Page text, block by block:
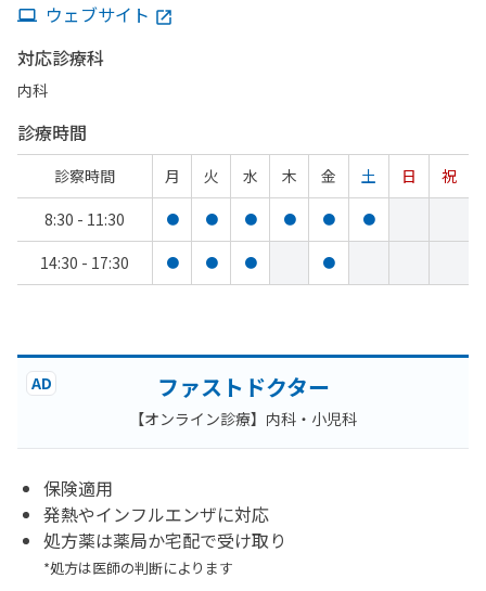
ウェブサイト
対応診療科
内科
診療時間
診察時間 月 火 水 木 金 土 日
祝
8:30 - 11:30
● ● ● ● ● ●
14:30 - 17:30 ● ● ● ●
AD ファストドクター
【オンライン診療】内科・小児科
保険適用
発熱やインフルエンザに対応
処方薬は薬局か宅配で受け取り
*処方は医師の判断によります